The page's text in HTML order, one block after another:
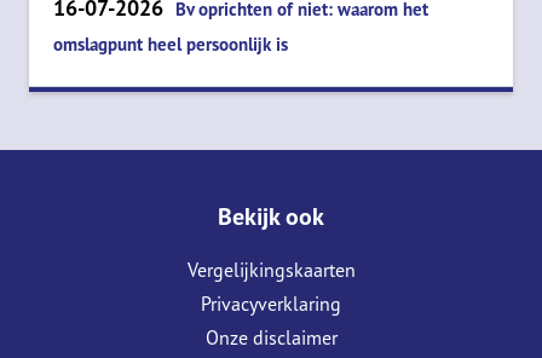
16-07-2026 Bv oprichten of niet: waarom het
omslagpunt heel persoonlijk is
Bekijk ook
Vergelijkingskaarten
Privacyverklaring
Onze disclaimer